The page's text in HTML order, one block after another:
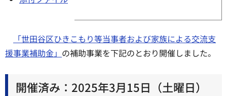
「世田谷区ひきこもり等当事者および家族による交流支
援事業補助金」 の補助事業を下記のとおり開催しました。
開催済み：2025年3月15日（土曜日）